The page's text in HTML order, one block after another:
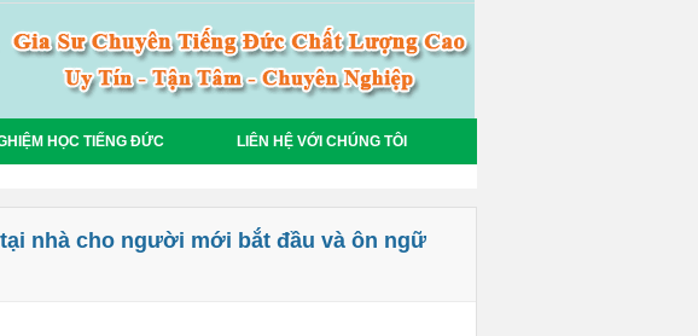
HỌC TIẾNG ĐỨC LIÊN HỆ VỚI CHÚNG TÔI
nhà cho người mới bắt đầu và ôn ngữ